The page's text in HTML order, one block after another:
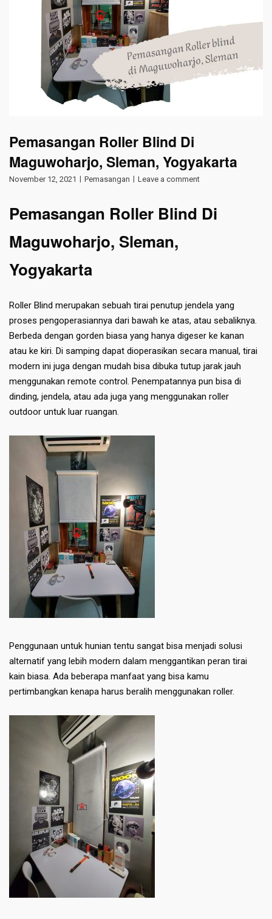
Pemasangan Roller Blind Di
Maguwoharjo, Sleman, Yogyakarta
November 12, 2021 Pemasangan Leave a comment
Pemasangan Roller Blind Di
Maguwoharjo, Sleman,
Yogyakarta
Roller Blind merupakan sebuah tirai penutup jendela yang
proses pengoperasiannya dari bawah ke atas, atau sebaliknya.
Berbeda dengan gorden biasa yang hanya digeser ke kanan
atau ke kiri. Di samping dapat dioperasikan secara manual, tirai
modern ini juga dengan mudah bisa dibuka tutup jarak jauh
menggunakan remote control. Penempatannya pun bisa di
dinding, jendela, atau ada juga yang menggunakan roller
outdoor untuk luar ruangan.
Penggunaan untuk hunian tentu sangat bisa menjadi solusi
alternatif yang lebih modern dalam menggantikan peran tirai
kain biasa. Ada beberapa manfaat yang bisa kamu
pertimbangkan kenapa harus beralih menggunakan roller.